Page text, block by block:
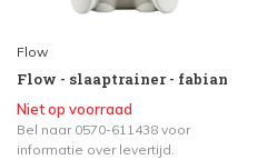
Flow
Flow - slaaptrainer - fabian
Niet op voorraad
Bel naar 0570-611438 voor
informatie over levertijd.